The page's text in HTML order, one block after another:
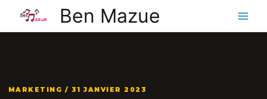
contenu
Ben Mazue
MARKETING / 31 JANVIER 2023